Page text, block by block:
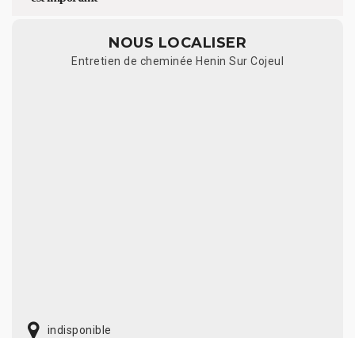
NOUS LOCALISER
Entretien de cheminée Henin Sur Cojeul
indisponible